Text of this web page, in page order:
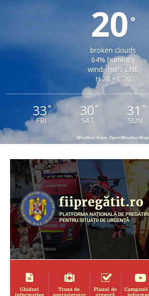
20°
broken clouds
64% humidity
wind: 1m/s ENE
H 20 • L 20
33°
FRI
30 °
SAT
31 °
SUN
Weather from OpenWeatherMap